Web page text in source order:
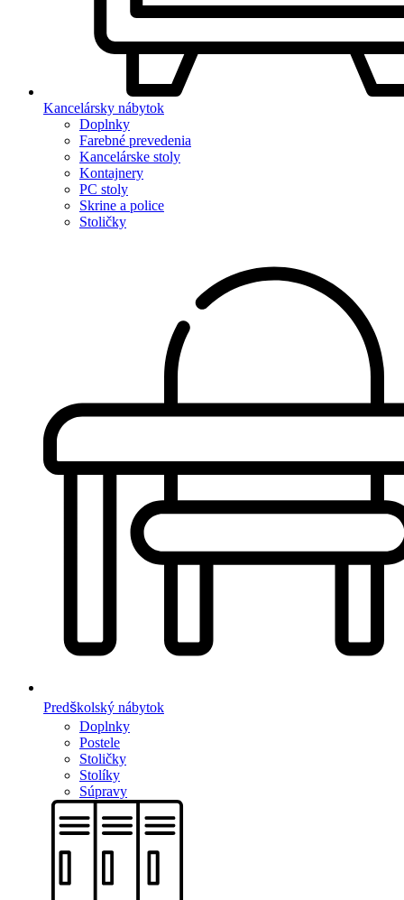
Kancelársky nábytok
Doplnky
Farebné prevedenia
Kancelárske stoly
Kontajnery
PC stoly
Skrine a police
Stoličky
Predškolský nábytok
Doplnky
Postele
Stoličky
Stolíky
Súpravy